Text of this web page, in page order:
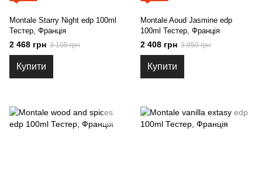
Montale Starry Night edp 100ml
Тестер, Франція
2 468 грн 3 105 грн
Купити
Montale Aoud Jasmine edp
100ml Тестер, Франція
2 408 грн 3 050 грн
Купити